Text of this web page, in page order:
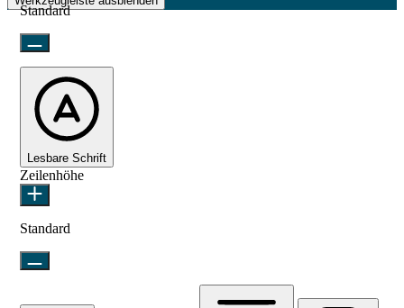
Standard
Lesbare Schrift
Zeilenhöhe
Standard